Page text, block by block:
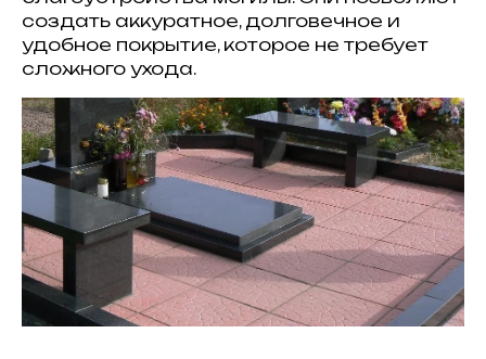
создать аккуратное, долговечное и
удобное покрытие, которое не требует
сложного ухода.